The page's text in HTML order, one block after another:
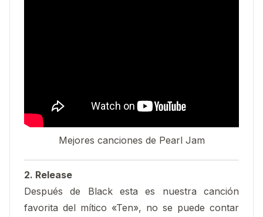
Mejores canciones de Pearl Jam
2. Release
Después de Black esta es nuestra canción
favorita del mítico «Ten», no se puede contar